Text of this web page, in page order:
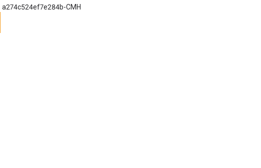
a274c524ef7e284b-CMH